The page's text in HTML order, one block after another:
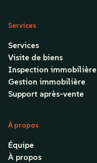
Services
Services
Visite de biens
Inspection immobilière
Gestion immobilière
Support après-vente
À propos
Équipe
À propos